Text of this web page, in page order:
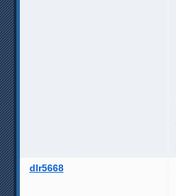
dlr5668